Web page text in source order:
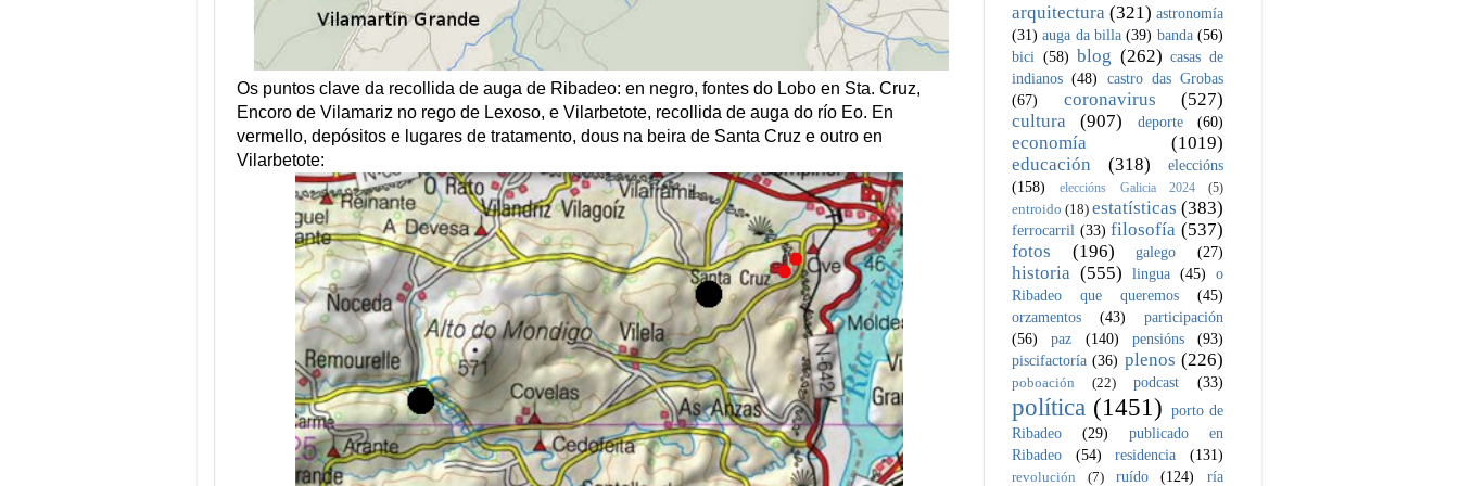
Os puntos clave da recollida de auga de Ribadeo: en negro, fontes do Lobo en Sta. Cruz,
Encoro de Vilamariz no rego de Lexoso, e Vilarbetote, recollida de auga do río Eo. En
vermello, depósitos e lugares de tratamento, dous na beira de Santa Cruz e outro en
Vilarbetote:
arquitectura (321) astronomía
(31) auga da billa (39) banda (56)
bici (58) blog (262) casas de
indianos (48)
castro das Grobas
(67)
coronavirus
(527)
cultura
(907) deporte (60)
economía
(1019)
educación
(318)
eleccións
(158)
eleccións Galicia 2024 (5)
entroido (18) estatísticas (383)
ferrocarril (33) filosofía (537)
fotos
(196) galego (27)
historia (555) lingua (45)
o
Ribadeo que queremos
(45)
orzamentos
(43)
participación
(56)
paz (140) pensións
(93)
piscifactoría (36) plenos (226)
poboación (22) podcast (33)
política (1451) porto de
Ribadeo
(29)
publicado en
Ribadeo
(54) residencia (131)
revolución (7) ruído (124) ría